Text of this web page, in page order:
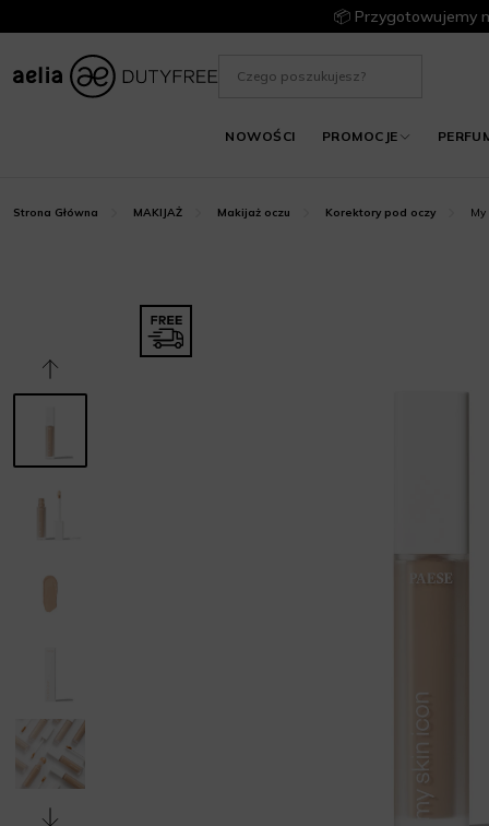
📦 Przygotowujemy
NOWOŚCI PROMOCJE
Strona Główna MAKIJAŻ Makijaż oczu Korektory pod oczy My